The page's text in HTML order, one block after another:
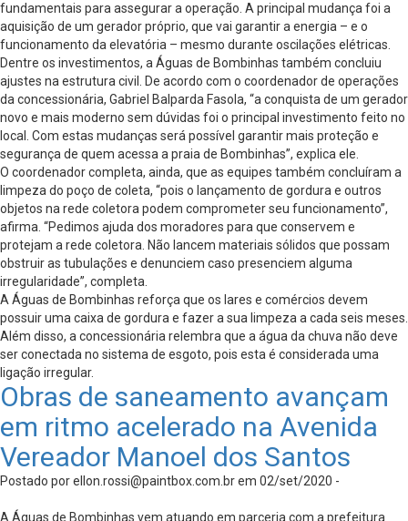
fundamentais para assegurar a operação. A principal mudança foi a
aquisição de um gerador próprio, que vai garantir a energia – e o
funcionamento da elevatória – mesmo durante oscilações elétricas.
Dentre os investimentos, a Águas de Bombinhas também concluiu
ajustes na estrutura civil. De acordo com o coordenador de operações
da concessionária, Gabriel Balparda Fasola, “a conquista de um gerador
novo e mais moderno sem dúvidas foi o principal investimento feito no
local. Com estas mudanças será possível garantir mais proteção e
segurança de quem acessa a praia de Bombinhas”, explica ele.
O coordenador completa, ainda, que as equipes também concluíram a
limpeza do poço de coleta, “pois o lançamento de gordura e outros
objetos na rede coletora podem comprometer seu funcionamento”,
afirma. “Pedimos ajuda dos moradores para que conservem e
protejam a rede coletora. Não lancem materiais sólidos que possam
obstruir as tubulações e denunciem caso presenciem alguma
irregularidade”, completa.
A Águas de Bombinhas reforça que os lares e comércios devem
possuir uma caixa de gordura e fazer a sua limpeza a cada seis meses.
Além disso, a concessionária relembra que a água da chuva não deve
ser conectada no sistema de esgoto, pois esta é considerada uma
ligação irregular.
Obras de saneamento avançam
em ritmo acelerado na Avenida
Vereador Manoel dos Santos
Postado porellon.rossi@paintbox.com.brem 02/set/2020 -
A Águas de Bombinhas vem atuando em parceria com a prefeitura